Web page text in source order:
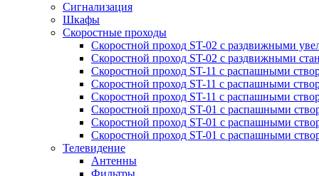
Сигнализация
Шкафы
Скоростные проходы
Скоростной проход ST-02 с раздвижными
Скоростной проход ST-02 с раздвижными
Скоростной проход ST-11 с распашными
Скоростной проход ST-11 с распашными
Скоростной проход ST-11 с распашными
Скоростной проход ST-01 с распашными
Скоростной проход ST-01 с распашными
Скоростной проход ST-01 с распашными
Телевидение
Антенны